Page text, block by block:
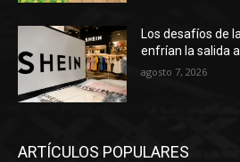
Los desafíos de
enfrían la salida
agosto 7, 2026
ARTÍCULOS POPULARES